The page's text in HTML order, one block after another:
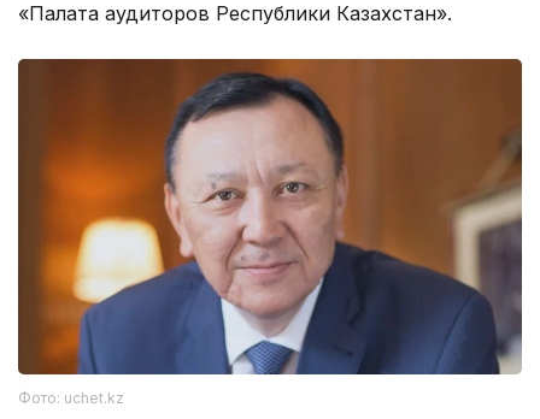
«Палата аудиторов Республики Казахстан».
Фото: uchet.kz